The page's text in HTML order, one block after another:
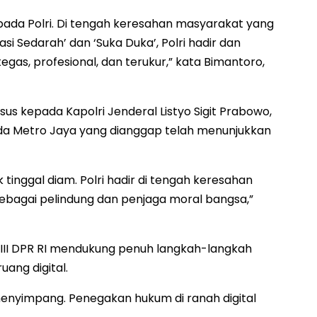
Polri. Di tengah keresahan masyarakat yang
dan ‘Suka Duka’, Polri hadir dan
profesional, dan terukur,” kata Bimantoro,
kepada Kapolri Jenderal Listyo Sigit Prabowo,
Metro Jaya yang dianggap telah menunjukkan
diam. Polri hadir di tengah keresahan
pelindung dan penjaga moral bangsa,”
DPR RI mendukung penuh langkah-langkah
digital.
Penegakan hukum di ranah digital